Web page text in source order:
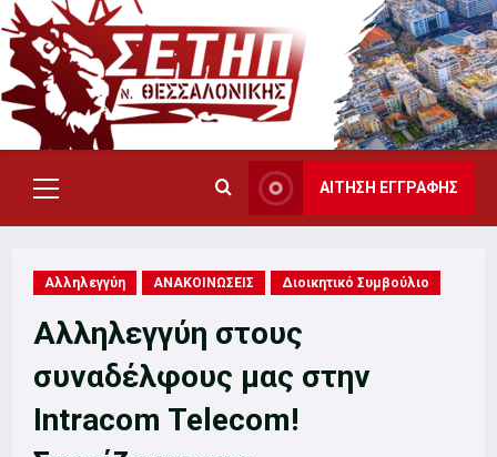
Skip
to
content
Primary
Menu
ΑΙΤΗΣΗ ΕΓΓΡΑΦΗΣ
Αλληλεγγύη ΑΝΑΚΟΙΝΩΣΕΙΣ Διοικητικό Συμβούλιο
Αλληλεγγύη στους
συναδέλφους μας στην
Intracom Telecom!